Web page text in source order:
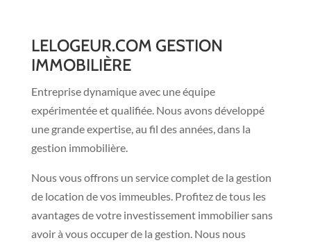
LELOGEUR.COM GESTION
IMMOBILIÈRE
Entreprise dynamique avec une équipe
expérimentée et qualifiée. Nous avons développé
une grande expertise, au fil des années, dans la
gestion immobilière.
Nous vous offrons un service complet de la gestion
de location de vos immeubles. Profitez de tous les
avantages de votre investissement immobilier sans
avoir à vous occuper de la gestion. Nous nous